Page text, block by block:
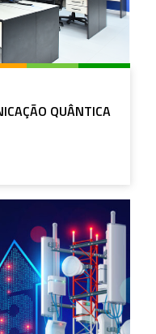
QUÂNTICA